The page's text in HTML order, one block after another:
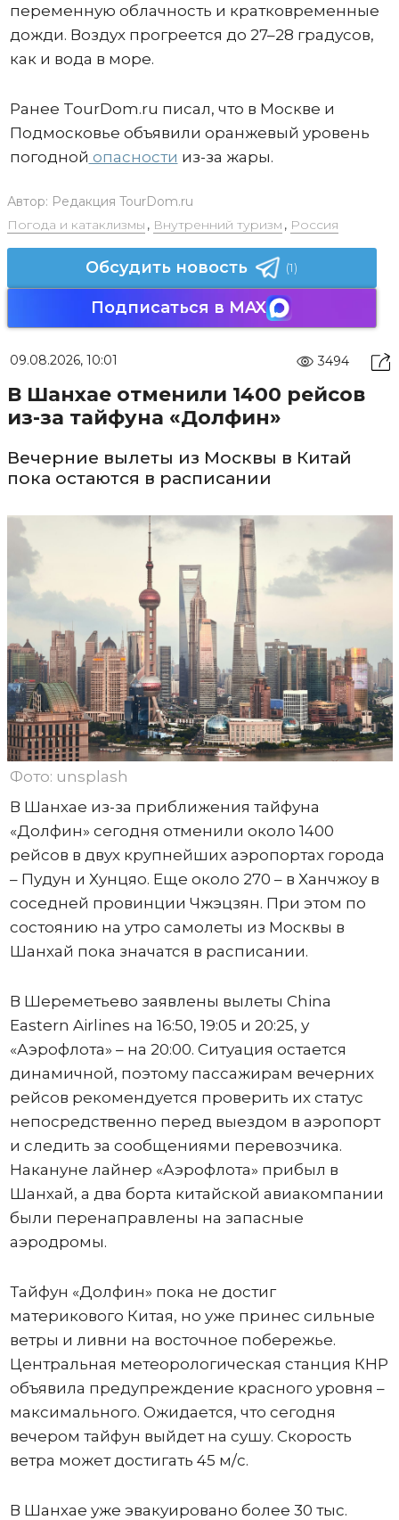
переменную облачность и кратковременные
дожди. Воздух прогреется до 27–28 градусов,
как и вода в море.
Ранее TourDom.ru писал, что в Москве и
Подмосковье объявили оранжевый уровень
погодной опасности из-за жары.
Автор: Редакция TourDom.ru
Погода и катаклизмы , Внутренний туризм , Россия
Обсудить новость (1)
Подписаться в MAX
09.08.2026, 10:01 3494
В Шанхае отменили 1400 рейсов
из-за тайфуна «Долфин»
Вечерние вылеты из Москвы в Китай
пока остаются в расписании
Фото: unsplash
В Шанхае из-за приближения тайфуна
«Долфин» сегодня отменили около 1400
рейсов в двух крупнейших аэропортах города
– Пудун и Хунцяо. Еще около 270 – в Ханчжоу в
соседней провинции Чжэцзян. При этом по
состоянию на утро самолеты из Москвы в
Шанхай пока значатся в расписании.
В Шереметьево заявлены вылеты China
Eastern Airlines на 16:50, 19:05 и 20:25, у
«Аэрофлота» – на 20:00. Ситуация остается
динамичной, поэтому пассажирам вечерних
рейсов рекомендуется проверить их статус
непосредственно перед выездом в аэропорт
и следить за сообщениями перевозчика.
Накануне лайнер «Аэрофлота» прибыл в
Шанхай, а два борта китайской авиакомпании
были перенаправлены на запасные
аэродромы.
Тайфун «Долфин» пока не достиг
материкового Китая, но уже принес сильные
ветры и ливни на восточное побережье.
Центральная метеорологическая станция КНР
объявила предупреждение красного уровня –
максимального. Ожидается, что сегодня
вечером тайфун выйдет на сушу. Скорость
ветра может достигать 45 м/с.
В Шанхае уже эвакуировано более 30 тыс.